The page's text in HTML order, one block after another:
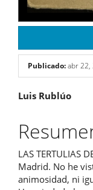
Publicado:abr 22,
principal
del
artículo
Luis Rublúo
LAS TERTULIAS
Madrid. No he
animosidad, ni